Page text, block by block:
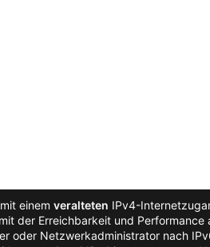
einem veralteten IPv4-
der Erreichbarkeit und Performance
oder Netzwerkadministrator nach